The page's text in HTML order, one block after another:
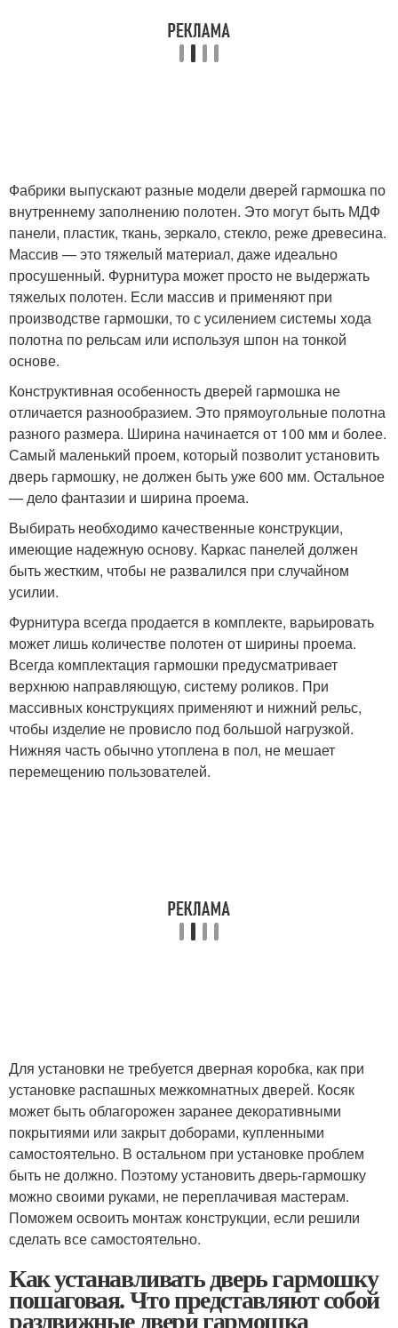
Фабрики выпускают разные модели дверей гармошка по
внутреннему заполнению полотен. Это могут быть МДФ
панели, пластик, ткань, зеркало, стекло, реже древесина.
Массив — это тяжелый материал, даже идеально
просушенный. Фурнитура может просто не выдержать
тяжелых полотен. Если массив и применяют при
производстве гармошки, то с усилением системы хода
полотна по рельсам или используя шпон на тонкой
основе.
Конструктивная особенность дверей гармошка не
отличается разнообразием. Это прямоугольные полотна
разного размера. Ширина начинается от 100 мм и более.
Самый маленький проем, который позволит установить
дверь гармошку, не должен быть уже 600 мм. Остальное
— дело фантазии и ширина проема.
Выбирать необходимо качественные конструкции,
имеющие надежную основу. Каркас панелей должен
быть жестким, чтобы не развалился при случайном
усилии.
Фурнитура всегда продается в комплекте, варьировать
может лишь количестве полотен от ширины проема.
Всегда комплектация гармошки предусматривает
верхнюю направляющую, систему роликов. При
массивных конструкциях применяют и нижний рельс,
чтобы изделие не провисло под большой нагрузкой.
Нижняя часть обычно утоплена в пол, не мешает
перемещению пользователей.
Для установки не требуется дверная коробка, как при
установке распашных межкомнатных дверей. Косяк
может быть облагорожен заранее декоративными
покрытиями или закрыт доборами, купленными
самостоятельно. В остальном при установке проблем
быть не должно. Поэтому установить дверь-гармошку
можно своими руками, не переплачивая мастерам.
Поможем освоить монтаж конструкции, если решили
сделать все самостоятельно.
Как устанавливать дверь гармошку
пошаговая. Что представляют собой
раздвижные двери гармошка